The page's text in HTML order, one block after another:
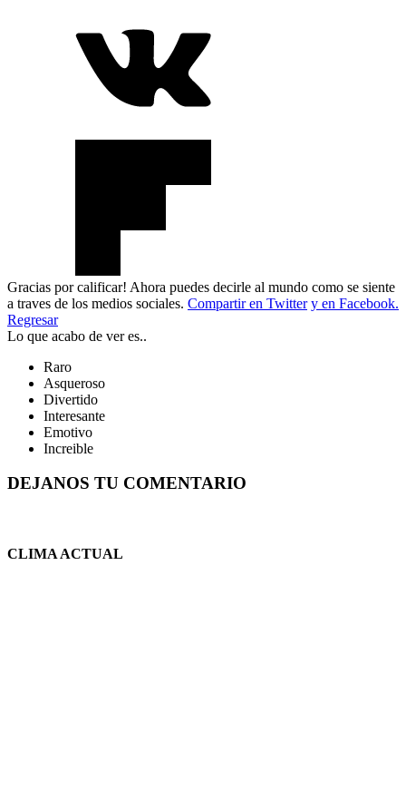
Gracias por calificar! Ahora puedes decirle al mundo como se siente
a traves de los medios sociales. Compartir en Twitter y en Facebook.
Regresar
Lo que acabo de ver es..
Raro
Asqueroso
Divertido
Interesante
Emotivo
Increible
DEJANOS TU COMENTARIO
CLIMA ACTUAL